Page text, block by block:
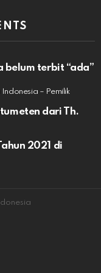
belum terbit “ada”
– Pemilik
dari Th.
2021 di